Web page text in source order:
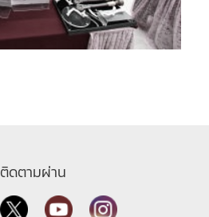
ติดตามผ่าน